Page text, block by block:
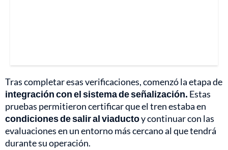
Tras completar esas verificaciones, comenzó la etapa de
integración con el sistema de señalización. Estas
pruebas permitieron certificar que el tren estaba en
condiciones de salir al viaductoy continuar con las
evaluaciones en un entorno más cercano al que tendrá
durante su operación.